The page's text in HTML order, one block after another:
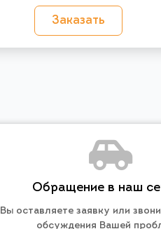
Заказать
Обращение в наш
Вы оставляете заявку или
обсуждения Вашей